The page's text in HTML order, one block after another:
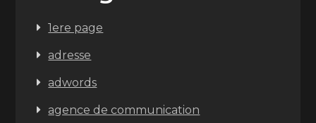
1ere page
adresse
adwords
agence de communication